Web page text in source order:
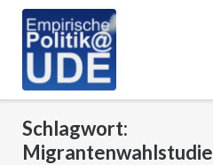
content
Schlagwort:
Migrantenwahlstudie